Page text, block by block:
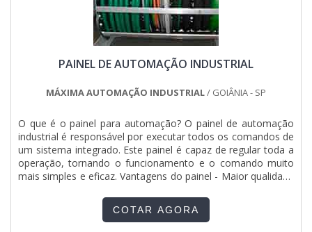
PAINEL DE AUTOMAÇÃO INDUSTRIAL
MÁXIMA AUTOMAÇÃO INDUSTRIAL/ GOIÂNIA - SP
O que é o painel para automação? O painel de automação
industrial é responsável por executar todos os comandos de
um sistema integrado. Este painel é capaz de regular toda a
operação, tornando o funcionamento e o comando muito
mais simples e eficaz. Vantagens do painel - Maior qualidade
total das operações; - Entre outras. Faça seu orçamento
grátis clicando no botão ....COTAR AGORA